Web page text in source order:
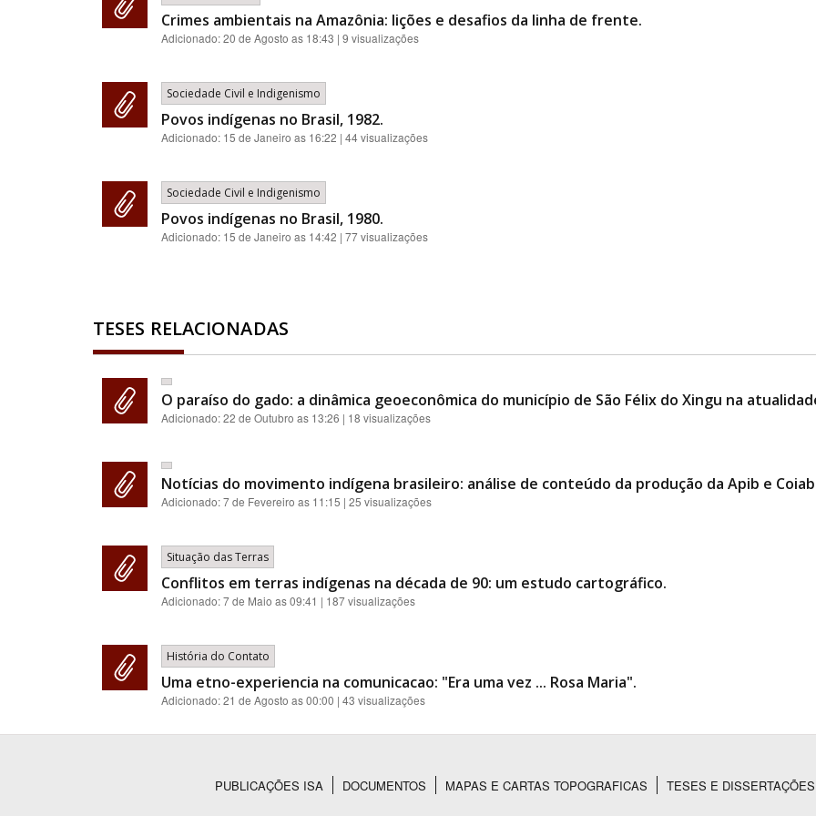
Crimes ambientais na Amazônia: lições e desafios da linha de frente.
Adicionado:20 de Agosto as 18:43 | 9 visualizações
Sociedade Civil e Indigenismo
Povos indígenas no Brasil, 1982.
Adicionado: 15 de Janeiro as 16:22 | 44 visualizações
Sociedade Civil e Indigenismo
Povos indígenas no Brasil, 1980.
Adicionado: 15 de Janeiro as 14:42 | 77 visualizações
TESES RELACIONADAS
O paraíso do gado: a dinâmica geoeconômica do município de São Félix do Xingu na
Adicionado:22 de Outubro as 13:26 | 18 visualizações
Notícias do movimento indígena brasileiro: análise de conteúdo da produção da Apib e
Adicionado:7 de Fevereiro as 11:15 | 25 visualizações
Situação das Terras
Conflitos em terras indígenas na década de 90: um estudo cartográfico.
Adicionado:7 de Maio as 09:41 | 187 visualizações
História do Contato
Uma etno-experiencia na comunicacao: "Era uma vez ... Rosa Maria".
Adicionado:21 de Agosto as 00:00 | 43 visualizações
PUBLICAÇÕES ISA DOCUMENTOS MAPAS E CARTAS TOPOGRAFICAS TESES E DISSERTAÇÕES